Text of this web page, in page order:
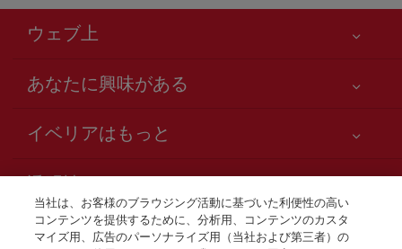
ウェブ上
あなたに興味がある
アクセシビリティの宣言
サービスのお約束
Iberia.com サイトマップ
イベリアはもっと
イベリアグループ
株主および投資家向け情報
透明性
利用規約
運送約款
お電話での航空券販売
当社は、お客様のブラウジング活動に基づいた利便性の高い
コンテンツを提供するために、分析用、コンテンツのカスタ
マイズ用、広告のパーソナライズ用（当社および第三者）の